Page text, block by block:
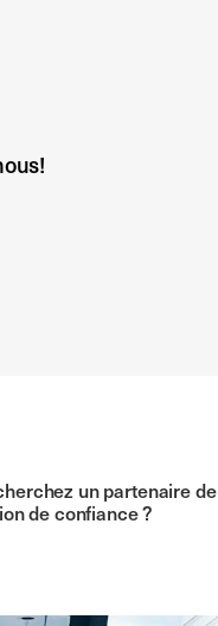
un partenaire de
de confiance ?